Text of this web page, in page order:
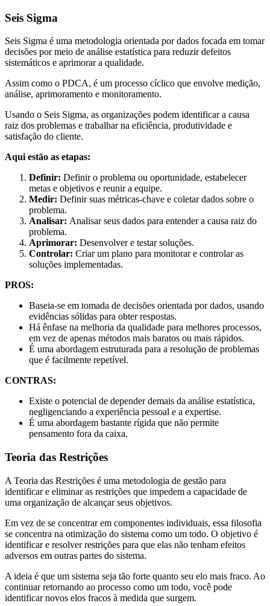
Seis Sigma
Seis Sigma é uma metodologia orientada por dados focada em tomar
decisões por meio de análise estatística para reduzir defeitos
sistemáticos e aprimorar a qualidade.
Assim como o PDCA, é um processo cíclico que envolve medição,
análise, aprimoramento e monitoramento.
Usando o Seis Sigma, as organizações podem identificar a causa
raiz dos problemas e trabalhar na eficiência, produtividade e
satisfação do cliente.
Aqui estão as etapas:
Definir: Definir o problema ou oportunidade, estabelecer
metas e objetivos e reunir a equipe.
Medir: Definir suas métricas-chave e coletar dados sobre o
problema.
Analisar: Analisar seus dados para entender a causa raiz do
problema.
Aprimorar: Desenvolver e testar soluções.
Controlar: Criar um plano para monitorar e controlar as
soluções implementadas.
PROS:
Baseia-se em tomada de decisões orientada por dados, usando
evidências sólidas para obter respostas.
Há ênfase na melhoria da qualidade para melhores processos,
em vez de apenas métodos mais baratos ou mais rápidos.
É uma abordagem estruturada para a resolução de problemas
que é facilmente repetível.
CONTRAS:
Existe o potencial de depender demais da análise estatística,
negligenciando a experiência pessoal e a expertise.
É uma abordagem bastante rígida que não permite
pensamento fora da caixa.
Teoria das Restrições
A Teoria das Restrições é uma metodologia de gestão para
identificar e eliminar as restrições que impedem a capacidade de
uma organização de alcançar seus objetivos.
Em vez de se concentrar em componentes individuais, essa filosofia
se concentra na otimização do sistema como um todo. O objetivo é
identificar e resolver restrições para que elas não tenham efeitos
adversos em outras partes do sistema.
A ideia é que um sistema seja tão forte quanto seu elo mais fraco. Ao
continuar retornando ao processo como um todo, você pode
identificar novos elos fracos à medida que surgem.